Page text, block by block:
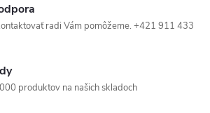
radi Vám pomôžeme. +421 911 433
produktov na našich skladoch